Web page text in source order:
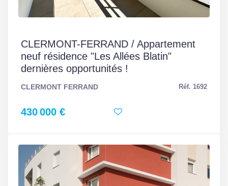
CLERMONT-FERRAND / Appartement
neuf résidence "Les Allées Blatin"
dernières opportunités !
CLERMONT FERRAND Réf. 1692
430 000 €